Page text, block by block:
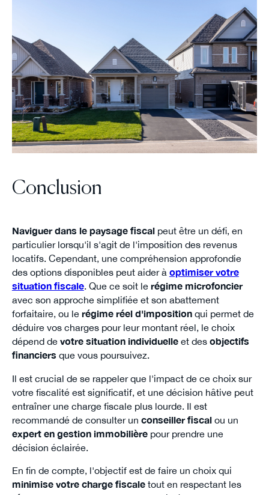
Conclusion
Naviguer dans le paysage fiscalpeut être un défi, en
particulier lorsqu'il s'agit de l'imposition des revenus
locatifs. Cependant, une compréhension approfondie
des options disponibles peut aider à optimiser votre
situation fiscale. Que ce soit le régime microfoncier
avec son approche simplifiée et son abattement
forfaitaire, ou le régime réel d'impositionqui permet de
déduire vos charges pour leur montant réel, le choix
dépend de votre situation individuelleet des objectifs
financiers que vous poursuivez.
Il est crucial de se rappeler que l'impact de ce choix sur
votre fiscalité est significatif, et une décision hâtive peut
entraîner une charge fiscale plus lourde. Il est
recommandé de consulter un conseiller fiscalou un
expert en gestion immobilièrepour prendre une
décision éclairée.
En fin de compte, l'objectif est de faire un choix qui
minimise votre charge fiscaletout en respectant les